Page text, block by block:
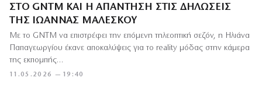
ΣΤΟ GNTM ΚΑΙ Η ΑΠΆΝΤΗΣΗ ΣΤΙΣ ΔΗΛΏΣΕΙΣ
ΤΗΣ ΙΩΆΝΝΑΣ ΜΑΛΈΣΚΟΥ
11.05.2026 — 19:40
Με το GNTM να επιστρέφει την επόμενη τηλεοπτική σεζόν, η Ηλιάνα
Παπαγεωργίου έκανε αποκαλύψεις για το reality μόδας στην κάμερα
της εκπομπής…